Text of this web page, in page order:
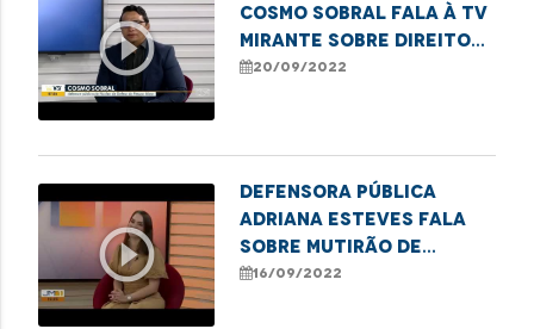
play_circle_outline
Cosmo Sobral fala à TV
Mirante sobre direitos
dos idosos
20/09/2022
play_circle_outline
Defensora pública
Adriana Esteves fala
sobre mutirão de
retificação de nome em
16/09/2022